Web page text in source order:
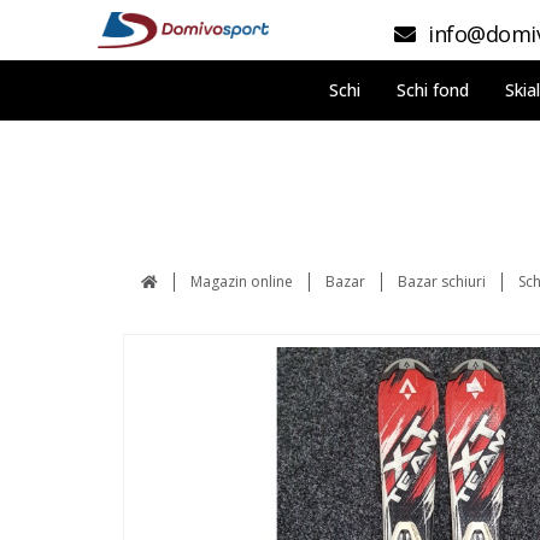
Schi Schi fond
Magazin online Bazar Bazar schiuri